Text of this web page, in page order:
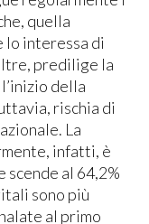
quella
lo interessa di
predilige la
della
rischia di
La
infatti, è
scende al 64,2%
sono più
al primo